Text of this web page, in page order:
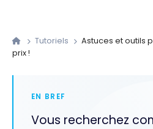
Tutoriels
Astuces et outils
prix !
EN BREF
Vous recherchez